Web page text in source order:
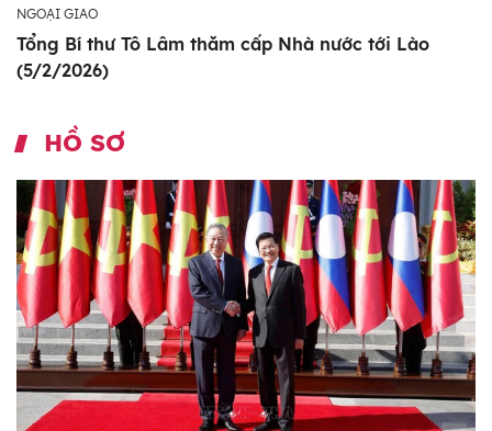
NGOẠI GIAO
Tổng Bí thư Tô Lâm thăm cấp Nhà nước tới Lào
(5/2/2026)
HỒ SƠ